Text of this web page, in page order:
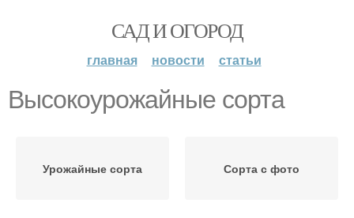
САД И ОГОРОД
главная новости статьи
Высокоурожайные сорта
Урожайные сорта Сорта с фото